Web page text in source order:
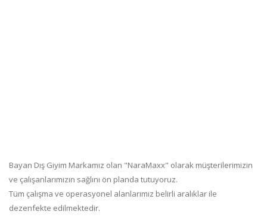
Bayan Dış Giyim Markamız olan "NaraMaxx" olarak müşterilerimizin
ve çalışanlarımızın sağlını ön planda tutuyoruz.
Tüm çalışma ve operasyonel alanlarımız belirli aralıklar ile
dezenfekte edilmektedir.